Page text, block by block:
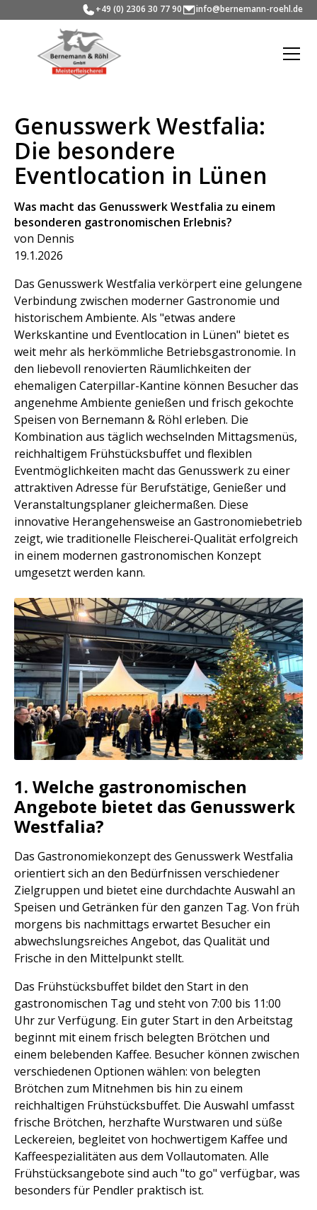
+49 (0) 2306 30 77 90 info@bernemann-roehl.de
Genusswerk Westfalia:
Die besondere
Eventlocation in Lünen
Was macht das Genusswerk Westfalia zu einem
besonderen gastronomischen Erlebnis?
von Dennis
19.1.2026
Das Genusswerk Westfalia verkörpert eine gelungene
Verbindung zwischen moderner Gastronomie und
historischem Ambiente. Als "etwas andere
Werkskantine und Eventlocation in Lünen" bietet es
weit mehr als herkömmliche Betriebsgastronomie. In
den liebevoll renovierten Räumlichkeiten der
ehemaligen Caterpillar-Kantine können Besucher das
angenehme Ambiente genießen und frisch gekochte
Speisen von Bernemann & Röhl erleben. Die
Kombination aus täglich wechselnden Mittagsmenüs,
reichhaltigem Frühstücksbuffet und flexiblen
Eventmöglichkeiten macht das Genusswerk zu einer
attraktiven Adresse für Berufstätige, Genießer und
Veranstaltungsplaner gleichermaßen. Diese
innovative Herangehensweise an Gastronomiebetrieb
zeigt, wie traditionelle Fleischerei-Qualität erfolgreich
in einem modernen gastronomischen Konzept
umgesetzt werden kann.
1. Welche gastronomischen
Angebote bietet das Genusswerk
Westfalia?
Das Gastronomiekonzept des Genusswerk Westfalia
orientiert sich an den Bedürfnissen verschiedener
Zielgruppen und bietet eine durchdachte Auswahl an
Speisen und Getränken für den ganzen Tag. Von früh
morgens bis nachmittags erwartet Besucher ein
abwechslungsreiches Angebot, das Qualität und
Frische in den Mittelpunkt stellt.
Das Frühstücksbuffet bildet den Start in den
gastronomischen Tag und steht von 7:00 bis 11:00
Uhr zur Verfügung. Ein guter Start in den Arbeitstag
beginnt mit einem frisch belegten Brötchen und
einem belebenden Kaffee. Besucher können zwischen
verschiedenen Optionen wählen: von belegten
Brötchen zum Mitnehmen bis hin zu einem
reichhaltigen Frühstücksbuffet. Die Auswahl umfasst
frische Brötchen, herzhafte Wurstwaren und süße
Leckereien, begleitet von hochwertigem Kaffee und
Kaffeespezialitäten aus dem Vollautomaten. Alle
Frühstücksangebote sind auch "to go" verfügbar, was
besonders für Pendler praktisch ist.